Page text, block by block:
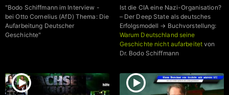
"Bodo Schiffmann im Interview -
bei Otto Cornelius (AfD) Thema: Die
Aufarbeitung Deutscher
Geschichte"
Ist die CIA eine Nazi-Organisation?
– Der Deep State als deutsches
Erfolgsmodell → Buchvorstellung:
Warum Deutschland seine
Geschichte nicht aufarbeitet von
Dr. Bodo Schiffmann